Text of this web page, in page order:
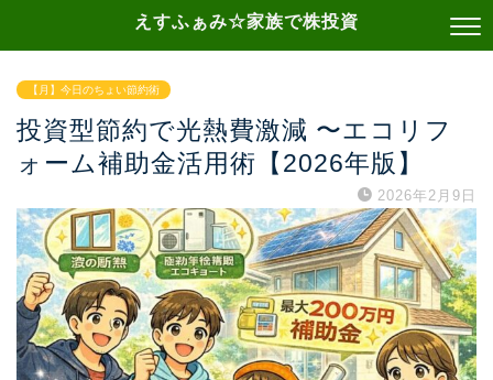
えすふぁみ☆家族で株投資
【月】今日のちょい節約術
投資型節約で光熱費激減 〜エコリフ
ォーム補助金活用術【2026年版】
2026年2月9日